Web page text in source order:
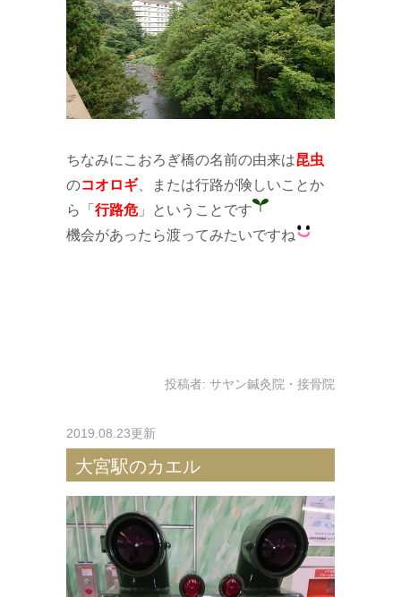
ちなみにこおろぎ橋の名前の由来は昆虫
のコオロギ、または行路が険しいことか
ら「 行路危」ということです
機会があったら渡ってみたいですね
投稿者: サヤン鍼灸院・接骨院
2019.08.23更新
大宮駅のカエル